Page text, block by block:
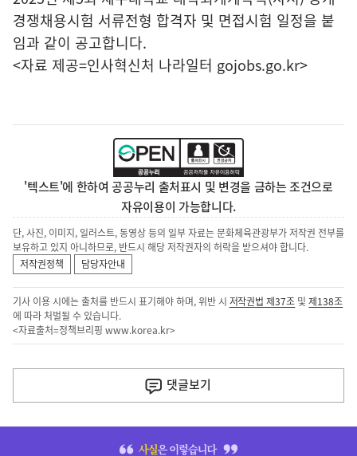
경쟁채용시험 서류전형 합격자 및 면접시험 일정을 붙
임과 같이 공고합니다.
<자료 제공=인사혁신처 나라일터 gojobs.go.kr>
'텍스트'에 한하여 공공누리 출처표시 및 변경을 금하는 조건으로
자유이용이 가능합니다.
단, 사진, 이미지, 일러스트, 동영상 등의 일부 자료는 문화체육관광부가 저작권 전부를
보유하고 있지 아니하므로, 반드시 해당 저작권자의 허락을 받으셔야 합니다.
저작권정책
담당자안내
기사 이용 시에는 출처를 반드시 표기해야 하며, 위반 시 저작권법 제37조 및제138조
에 따라 처벌될 수 있습니다.
<자료출처=정책브리핑 www.korea.kr>
다
음
댓글보기